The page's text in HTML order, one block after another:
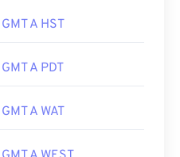
GMT A HST
GMT A PDT
GMT A WAT